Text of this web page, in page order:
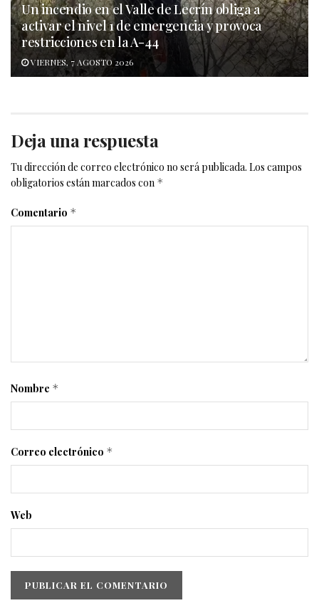
Un incendio en el Valle de Lecrín obliga a
activar el nivel 1 de emergencia y provoca
restricciones en la A-44
VIERNES, 7 AGOSTO 2026
Deja una respuesta
Tu dirección de correo electrónico no será publicada. Los campos
obligatorios están marcados con *
Comentario *
Nombre *
Correo electrónico *
Web